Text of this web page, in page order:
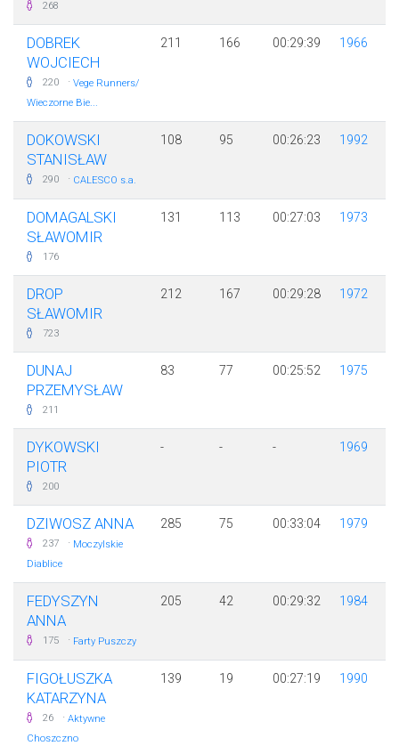
268
DOBREK
WOJCIECH
220 · Vege Runners/
Wieczorne Bie...
211 166 00:29:39 1966
DOKOWSKI
STANISŁAW
290 · CALESCO s.a.
108 95 00:26:23 1992
DOMAGALSKI
SŁAWOMIR
176
131 113 00:27:03 1973
DROP
SŁAWOMIR
723
212 167 00:29:28 1972
DUNAJ
PRZEMYSŁAW
211
83 77 00:25:52 1975
DYKOWSKI
PIOTR
200
- - - 1969
DZIWOSZ ANNA
237 · Moczylskie
Diablice
285 75 00:33:04 1979
FEDYSZYN
ANNA
175 · Farty Puszczy
205 42 00:29:32 1984
FIGOŁUSZKA
KATARZYNA
26 · Aktywne
Choszczno
139 19 00:27:19 1990